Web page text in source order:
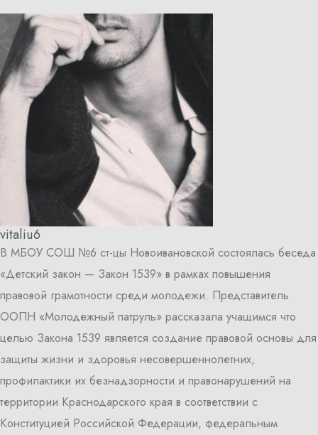
vitaliu6
В МБОУ СОШ №6 ст-цы Новоивановской состоялась беседа
«Детский закон — Закон 1539» в рамках повышения
правовой грамотности среди молодежи. Представитель
ООПН «Молодежный патруль» рассказала учащимся что
целью Закона 1539 является создание правовой основы для
защиты жизни и здоровья несовершеннолетних,
профилактики их безнадзорности и правонарушений на
территории Краснодарского края в соответствии с
Конституцией Российской Федерации, федеральным